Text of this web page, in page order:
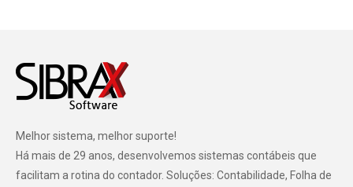
Melhor sistema, melhor suporte!
Há mais de 29 anos, desenvolvemos sistemas contábeis que
facilitam a rotina do contador. Soluções: Contabilidade, Folha de